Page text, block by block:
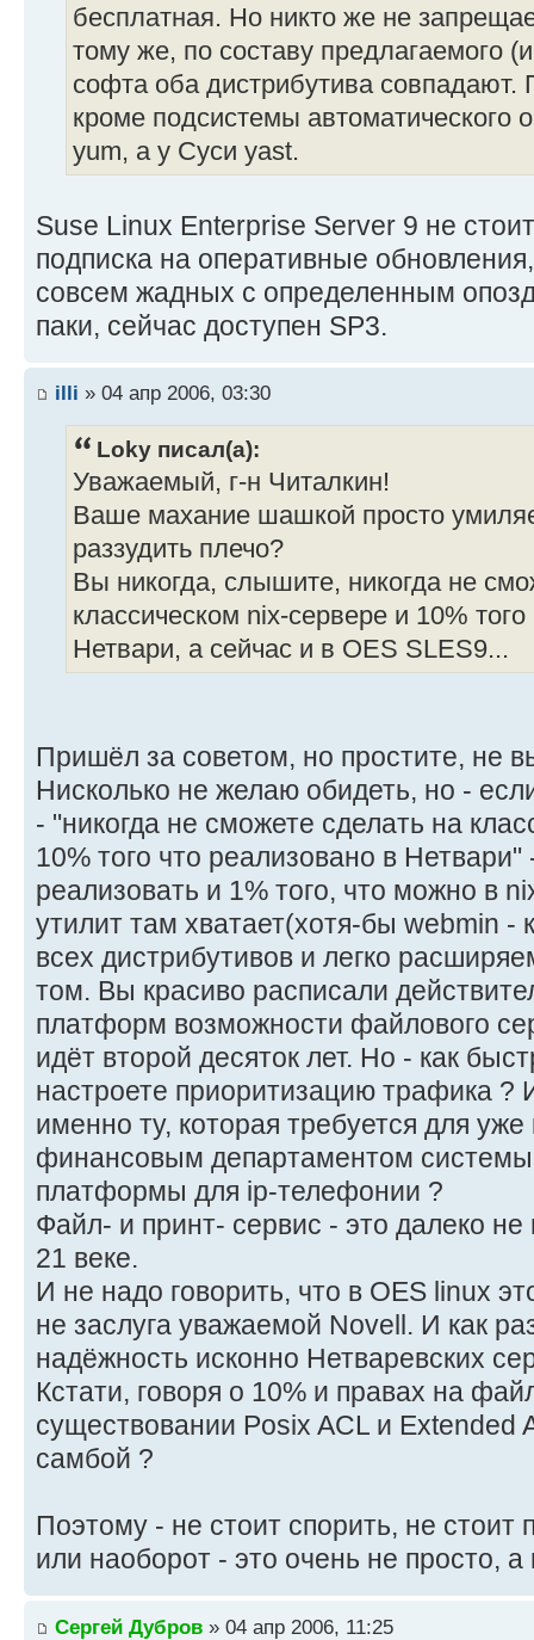
бесплатная. Но никто же не
тому же, по составу предлагаемого
софта оба дистрибутива совпадают.
кроме подсистемы автоматического
yum, а у Суси yast.
Suse Linux Enterprise Server 9 не
подписка на оперативные
совсем жадных с определенным
паки, сейчас доступен SP3.
illi » 04 апр 2006, 03:30
Loky писал(а):
Уважаемый, г-н Читалкин!
Ваше махание шашкой просто
раззудить плечо?
Вы никогда, слышите, никогда не
классическом nix-сервере и 10%
Нетвари, а сейчас и в OES SLES9...
Пришёл за советом, но простите, не
Нисколько не желаю обидеть, но -
- "никогда не сможете сделать на
10% того что реализовано в
реализовать и 1% того, что можно в
утилит там хватает(хотя-бы webmin -
всех дистрибутивов и легко
том. Вы красиво расписали
платформ возможности файлового
идёт второй десяток лет. Но - как
настроете приоритизацию трафика ?
именно ту, которая требуется для
финансовым департаментом системы
платформы для ip-телефонии ?
Файл- и принт- сервис - это далеко не
21 веке.
И не надо говорить, что в OES linux
не заслуга уважаемой Novell. И как
надёжность исконно Нетваревских
Кстати, говоря о 10% и правах на
существовании Posix ACL и Extended
самбой ?
Поэтому - не стоит спорить, не стоит
или наоборот - это очень не просто,
Сергей Дубров » 04 апр 2006, 11:25